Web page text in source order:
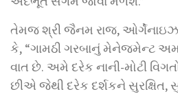
તેમજ શ્રી જૈનમ રાજ,
કે, “ગામઠી ગરબાનું મેનેજમેન્ટ
વાત છે. અમે દરેક નાની-મોટી
છીએ જેથી દરેક દર્શકને સુરક્ષિત,